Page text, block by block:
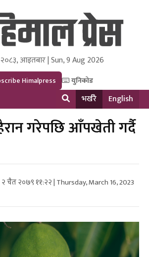
Media and Research Pvt Ltd.
आइतबार | Sun, 9 Aug 2026
Himalpress युनिकोड
भर्खरै English
गरेपछि आँपखेती गर्दै
२ चैत २०७९ ११:२२ | Thursday, March 16, 2023